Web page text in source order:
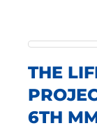
THE
6TH